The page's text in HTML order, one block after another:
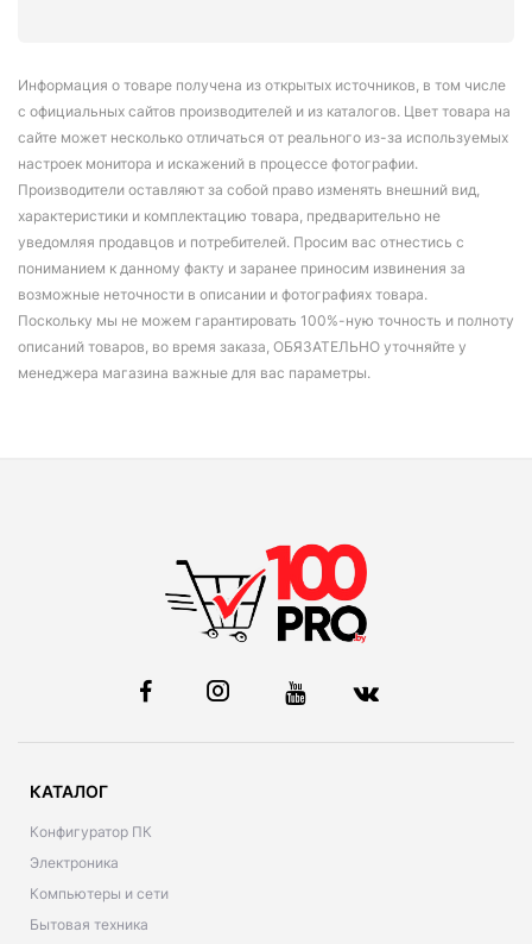
Информация о товаре получена из открытых источников, в том числе
с официальных сайтов производителей и из каталогов. Цвет товара на
сайте может несколько отличаться от реального из-за используемых
настроек монитора и искажений в процессе фотографии.
Производители оставляют за собой право изменять внешний вид,
характеристики и комплектацию товара, предварительно не
уведомляя продавцов и потребителей. Просим вас отнестись с
пониманием к данному факту и заранее приносим извинения за
возможные неточности в описании и фотографиях товара.
Поскольку мы не можем гарантировать 100%-ную точность и полноту
описаний товаров, во время заказа, ОБЯЗАТЕЛЬНО уточняйте у
менеджера магазина важные для вас параметры.
КАТАЛОГ
Конфигуратор ПК
Электроника
Компьютеры и сети
Бытовая техника